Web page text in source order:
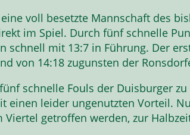
eine voll besetzte Mannschaft des
im Spiel. Durch fünf schnelle
schnell mit 13:7 in Führung. Der
von 14:18 zugunsten der
schnelle Fouls der Duisburger
einen leider ungenutzten Vorteil.
Viertel getroffen werden, zur